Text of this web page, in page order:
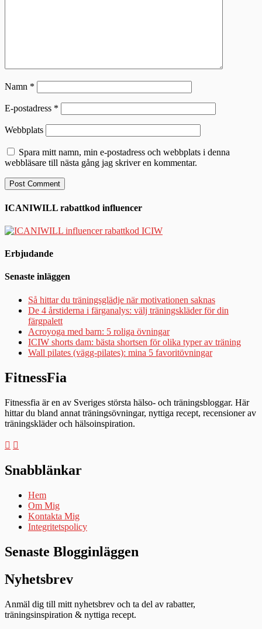
Namn *
E-postadress *
Webbplats
Spara mitt namn, min e-postadress och webbplats i denna
webbläsare till nästa gång jag skriver en kommentar.
ICANIWILL rabattkod influencer
Erbjudande
Senaste inläggen
Så hittar du träningsglädje när motivationen saknas
De 4 årstiderna i färganalys: välj träningskläder för din
färgpalett
Acroyoga med barn: 5 roliga övningar
ICIW shorts dam: bästa shortsen för olika typer av träning
Wall pilates (vägg-pilates): mina 5 favoritövningar
FitnessFia
Fitnessfia är en av Sveriges största hälso- och träningsbloggar. Här
hittar du bland annat träningsövningar, nyttiga recept, recensioner av
träningskläder och hälsoinspiration.
Snabblänkar
Hem
Om Mig
Kontakta Mig
Integritetspolicy
Senaste Blogginläggen
Nyhetsbrev
Anmäl dig till mitt nyhetsbrev och ta del av rabatter,
träningsinspiration & nyttiga recept.